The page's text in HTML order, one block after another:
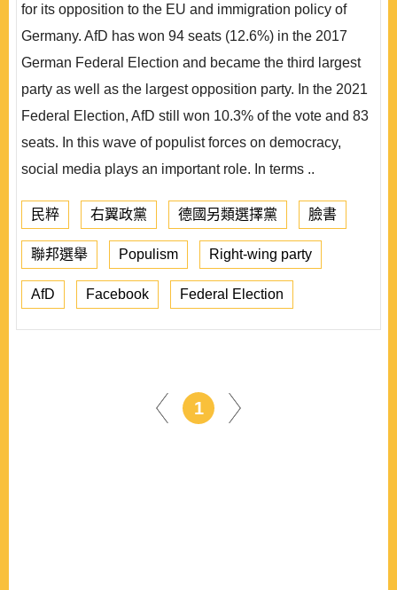
for its opposition to the EU and immigration policy of
Germany. AfD has won 94 seats (12.6%) in the 2017
German Federal Election and became the third largest
party as well as the largest opposition party. In the 2021
Federal Election, AfD still won 10.3% of the vote and 83
seats. In this wave of populist forces on democracy,
social media plays an important role. In terms ..
民粹 右翼政黨 德國另類選擇黨 臉書
聯邦選舉 Populism Right-wing party
AfD Facebook Federal Election
1